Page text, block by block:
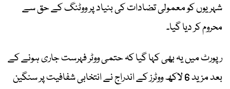
شہریوں کو معمولی تضادات کی بنیاد پر ووٹنگ کے حق سے
محروم کر دیا گیا۔
رپورٹ میں یہ بھی کہا گیا کہ حتمی ووٹر فہرست جاری ہونے کے
بعد مزید 6 لاکھ ووٹرز کے اندراج نے انتخابی شفافیت پر سنگین